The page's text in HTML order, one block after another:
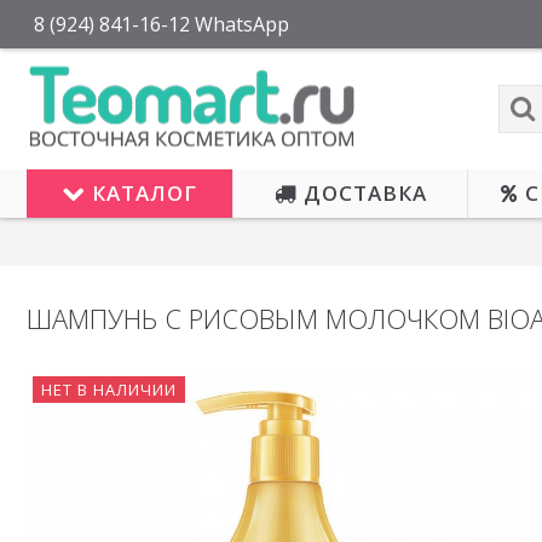
8 (924) 841-16-12 WhatsApp
КАТАЛОГ ДОСТАВКА
ШАМПУНЬ С РИСОВЫМ МОЛОЧКОМ
НЕТ В НАЛИЧИИ